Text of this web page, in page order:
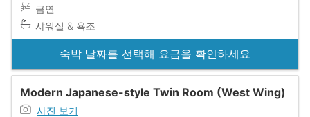
금연
샤워실 & 욕조
숙박 날짜를 선택해 요금을 확인하세요
Modern Japanese-style Twin Room (West Wing)
사진 보기